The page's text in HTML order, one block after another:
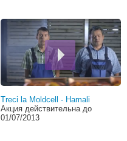
Treci la Moldcell - Hamali
Акция действительна до
01/07/2013